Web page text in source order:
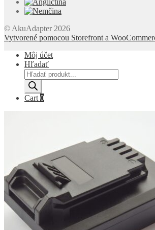
© AkuAdapter 2026
Vytvorené pomocou Storefront a
Môj účet
Hľadať
Products
search
Cart 0